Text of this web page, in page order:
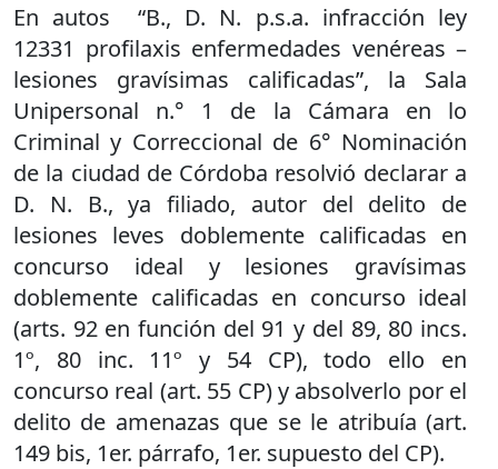
En autos “B., D. N. p.s.a. infracción ley
12331 profilaxis enfermedades venéreas –
lesiones gravísimas calificadas”, la Sala
Unipersonal n.° 1 de la Cámara en lo
Criminal y Correccional de 6° Nominación
de la ciudad de Córdoba resolvió declarar a
D. N. B., ya filiado, autor del delito de
lesiones leves doblemente calificadas en
concurso ideal y lesiones gravísimas
doblemente calificadas en concurso ideal
(arts. 92 en función del 91 y del 89, 80 incs.
1º, 80 inc. 11º y 54 CP), todo ello en
concurso real (art. 55 CP) y absolverlo por el
delito de amenazas que se le atribuía (art.
149 bis, 1er. párrafo, 1er. supuesto del CP).